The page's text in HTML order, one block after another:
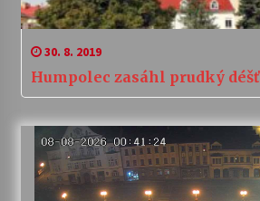
30. 8. 2019
Humpolec zasáhl prudký déšť